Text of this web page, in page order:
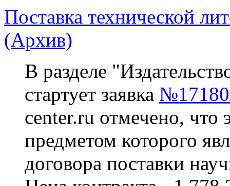
Поставка технической
(Архив)
В разделе
стартует заявка
center.ru отмечено, что
предметом которого
договора поставки